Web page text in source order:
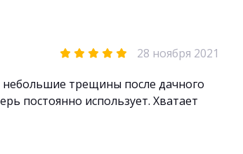
28 ноября 2021
небольшие трещины после дачного
постоянно использует. Хватает